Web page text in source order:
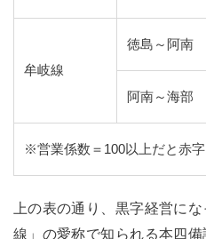
牟岐線
徳島～阿南
阿南～海部
※営業係数＝100以上だと赤字
上の表の通り、黒字経営に
線」の愛称で知られる本四備